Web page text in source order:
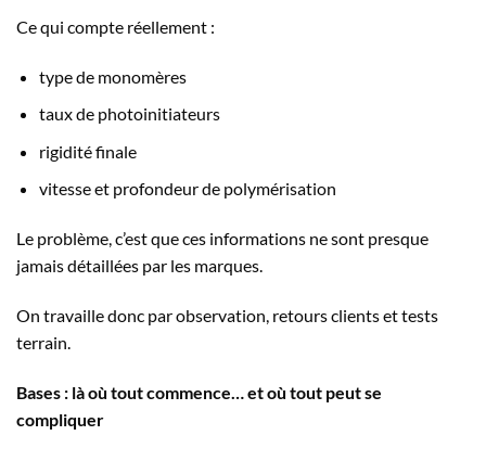
Ce qui compte réellement :
type de monomères
taux de photoinitiateurs
rigidité finale
vitesse et profondeur de polymérisation
Le problème, c’est que ces informations ne sont presque
jamais détaillées par les marques.
On travaille donc par observation, retours clients et tests
terrain.
Bases : là où tout commence… et où tout peut se
compliquer